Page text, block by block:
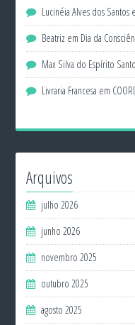
Lucinéia Alves dos Santos
Beatriz em Dia da
Max Silva do Espírito Santo
Livraria Francesa em
Arquivos
julho 2026
junho 2026
novembro 2025
outubro 2025
agosto 2025